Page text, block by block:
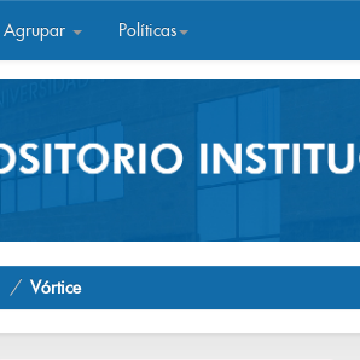
Agrupar Políticas
Vórtice